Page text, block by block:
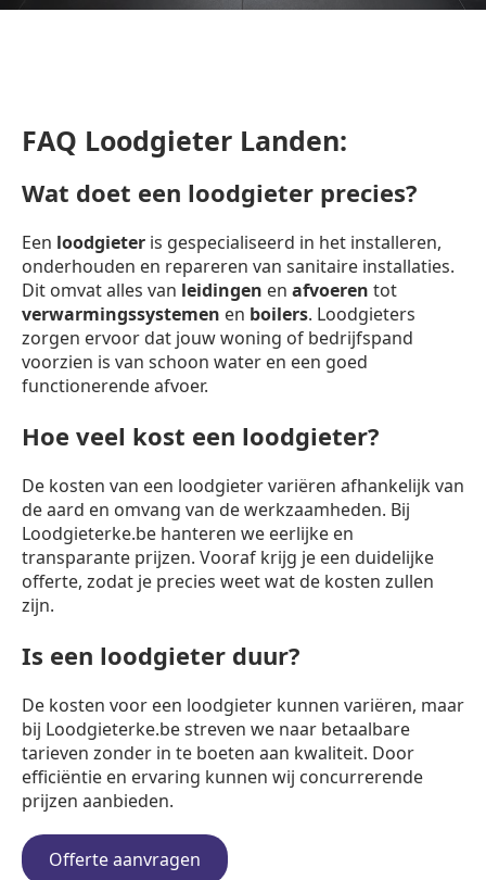
FAQ Loodgieter Landen:
Wat doet een loodgieter precies?
Een loodgieter is gespecialiseerd in het installeren,
onderhouden en repareren van sanitaire installaties.
Dit omvat alles van leidingen en afvoeren tot
verwarmingssystemen en boilers. Loodgieters
zorgen ervoor dat jouw woning of bedrijfspand
voorzien is van schoon water en een goed
functionerende afvoer.
Hoe veel kost een loodgieter?
De kosten van een loodgieter variëren afhankelijk van
de aard en omvang van de werkzaamheden. Bij
Loodgieterke.be hanteren we eerlijke en
transparante prijzen. Vooraf krijg je een duidelijke
offerte, zodat je precies weet wat de kosten zullen
zijn.
Is een loodgieter duur?
De kosten voor een loodgieter kunnen variëren, maar
bij Loodgieterke.be streven we naar betaalbare
tarieven zonder in te boeten aan kwaliteit. Door
efficiëntie en ervaring kunnen wij concurrerende
prijzen aanbieden.
Offerte aanvragen